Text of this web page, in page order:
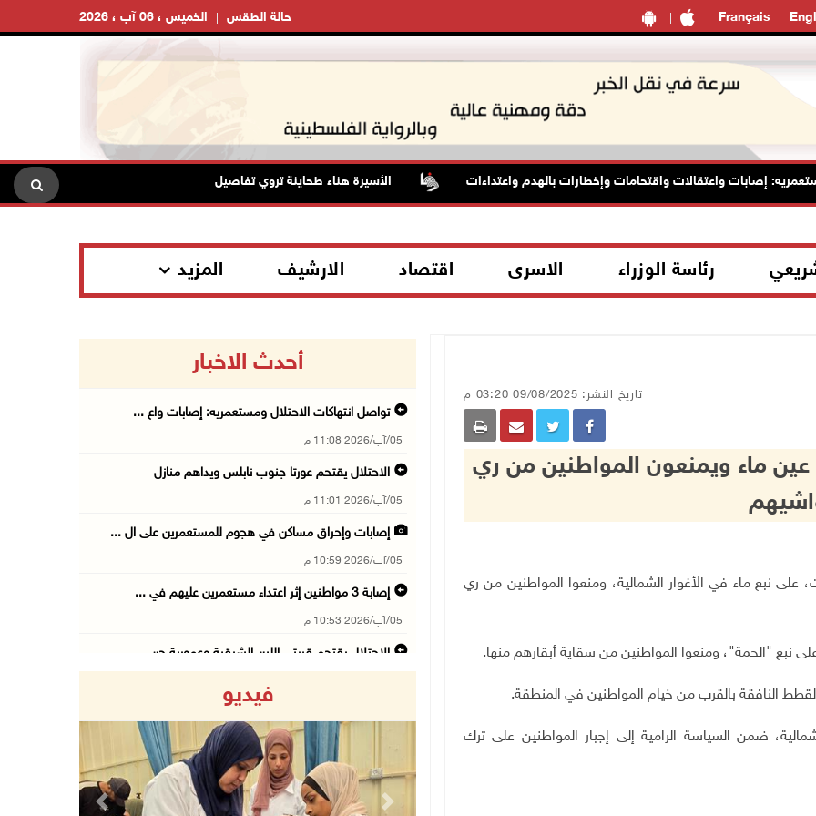
Français الخميس ، 06 آب ، 2026 حالة الطقس
إصابات واعتقالات واقتحامات وإخطارات بالهدم واعتداءات الأسيرة هناء طحاينة تروي تفاصيل اعتقالها: حُرمت من وداع أطفالها وتعرضت
رئاسة الوزراء الاسرى اقتصاد الارشيف المزيد
تاريخ النشر: 09/08/2025 03:20 م
ماء ويمنعون المواطنين من ري
السبت، على نبع ماء في الأغوار الشمالية، ومنعوا المواطنين من ري
نبع "الحمة"، ومنعوا المواطنين من سقاية أبقارهم منها.
النافقة بالقرب من خيام المواطنين في المنطقة.
ضمن السياسة الرامية إلى إجبار المواطنين على ترك
أحدث الاخبار
تواصل انتهاكات الاحتلال ومستعمريه: إصابات واع ...
05/آب/2026 11:08 م
الاحتلال يقتحم عورتا جنوب نابلس ويداهم منازل
05/آب/2026 11:01 م
إصابات وإحراق مساكن في هجوم للمستعمرين على ال ...
05/آب/2026 10:59 م
إصابة 3 مواطنين إثر اعتداء مستعمرين عليهم في ...
05/آب/2026 10:53 م
الاحتلال يقتحم قريتي اللبن الشرقية وعمورية جن ...
مستعمرون يقتحمون بيت فجار جنوب بيت لحم
05/آب/2026 10:19 م
فيديو
Previous Next